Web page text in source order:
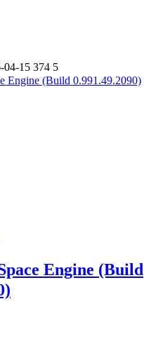
04-15 374 5
Engine (Build